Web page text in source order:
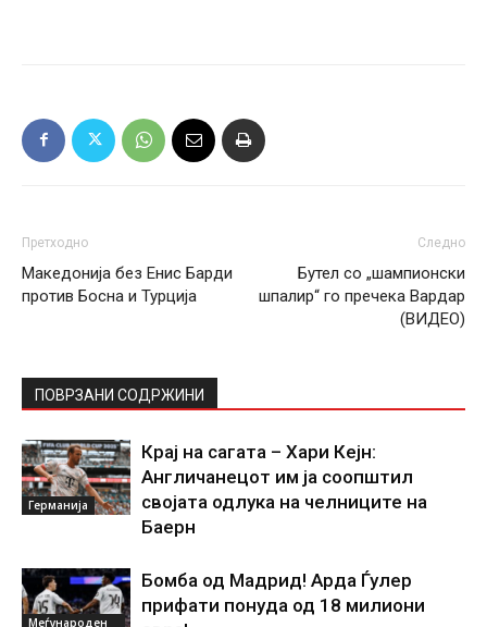
Претходно
Македонија без Енис Барди
против Босна и Турција
Следно
Бутел со „шампионски
шпалир“ го пречека Вардар
(ВИДЕО)
ПОВРЗАНИ СОДРЖИНИ
Германија
Крај на сагата – Хари Кејн:
Англичанецот им ја соопштил
својата одлука на челниците на
Баерн
Меѓународен
Бомба од Мадрид! Арда Ѓулер
прифати понуда од 18 милиони